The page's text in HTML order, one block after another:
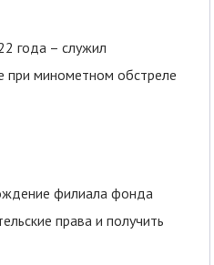
года – служил
при минометном обстреле
филиала фонда
права и получить